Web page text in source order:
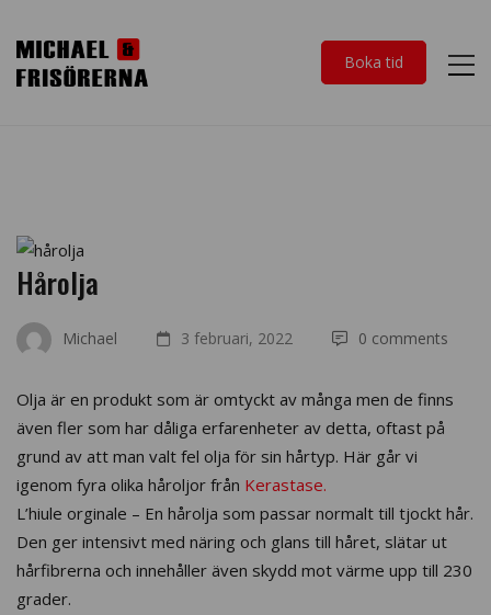
Boka tid
Hårolja
Michael 3 februari, 2022 0 comments
Olja är en produkt som är omtyckt av många men de finns
även fler som har dåliga erfarenheter av detta, oftast på
grund av att man valt fel olja för sin hårtyp. Här går vi
igenom fyra olika håroljor från Kerastase.
L’hiule orginale – En hårolja som passar normalt till tjockt hår.
Den ger intensivt med näring och glans till håret, slätar ut
hårfibrerna och innehåller även skydd mot värme upp till 230
grader.